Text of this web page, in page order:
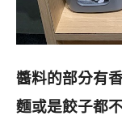
醬料的部分有
麵或是餃子都